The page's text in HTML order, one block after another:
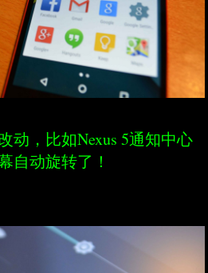
动，比如Nexus 5通知中心
自动旋转了！